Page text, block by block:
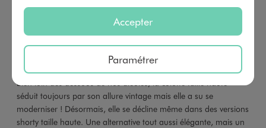
soutien-gorge.
SHORTY TAILLE HAUTE POUR UN LOOK
RÉTRO ET TENDANCE
Bien loin des dessous de nos aïeules, la culotte taille haute
séduit toujours par son allure vintage mais elle a su se
moderniser ! Désormais, elle se décline même dans des versions
shorty taille haute. Une alternative tout aussi élégante, mais un
Accepter
Paramétrer